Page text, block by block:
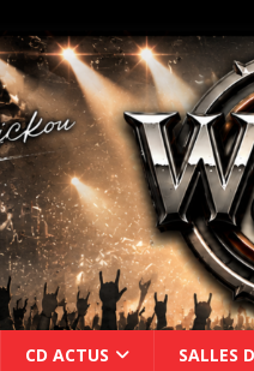
CD ACTUS SALLES